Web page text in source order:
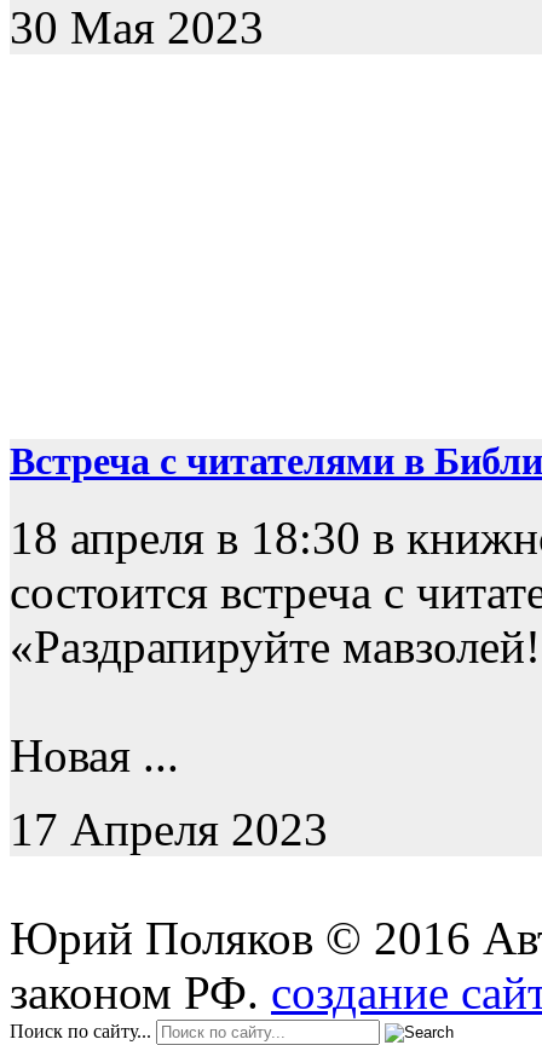
30 Мая 2023
Встреча с читателями в
18 апреля в 18:30 в
состоится встреча с
«Раздрапируйте
Новая ...
17 Апреля 2023
Юрий Поляков © 2016
законом РФ. создание
Поиск по сайту...